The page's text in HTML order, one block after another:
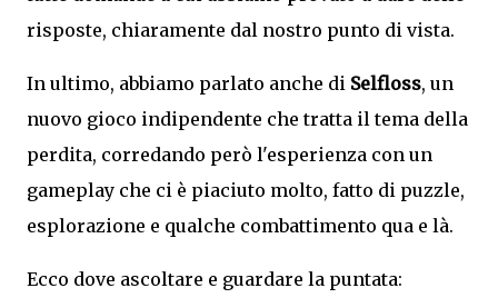
risposte, chiaramente dal nostro punto di vista.
In ultimo, abbiamo parlato anche di Selfloss, un
nuovo gioco indipendente che tratta il tema della
perdita, corredando però l'esperienza con un
gameplay che ci è piaciuto molto, fatto di puzzle,
esplorazione e qualche combattimento qua e là.
Ecco dove ascoltare e guardare la puntata: